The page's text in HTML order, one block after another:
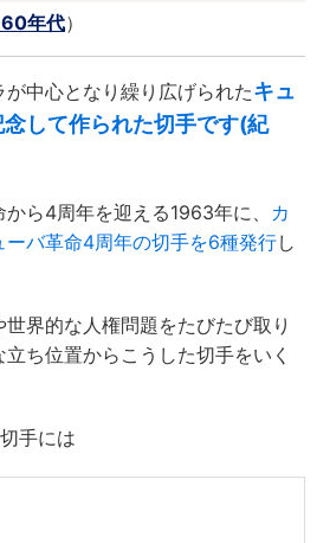
年代）
中心となり繰り広げられたキュ
して作られた切手です(紀
ら4周年を迎える1963年に、 カ
ーバ革命4周年の切手を6種発行し
界的な人権問題をたびたび取り
立ち位置からこうした切手をいく
手には